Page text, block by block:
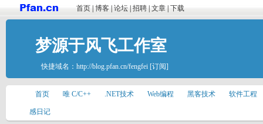
首页 博客 论坛 招聘 文章 下载
梦源于风飞工作室
快捷域名： http://blog.pfan.cn/fengfei [订阅]
首页 唯 C/C++ .NET技术 Web编程 黑客技术 软件工程
感日记